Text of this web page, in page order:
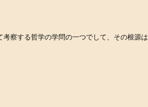
察する哲学の学問の一つでして、その根源は